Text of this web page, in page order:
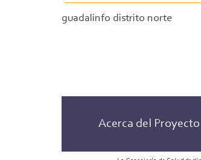
guadalinfo distrito norte
Acerca del Proyecto